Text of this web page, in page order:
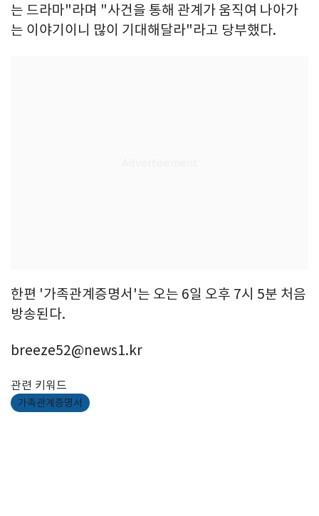
는 드라마"라며 "사건을 통해 관계가 움직여 나아가
는 이야기이니 많이 기대해달라"라고 당부했다.
한편 '가족관계증명서'는 오는 6일 오후 7시 5분 처음
방송된다.
breeze52@news1.kr
관련 키워드
가족관계증명서